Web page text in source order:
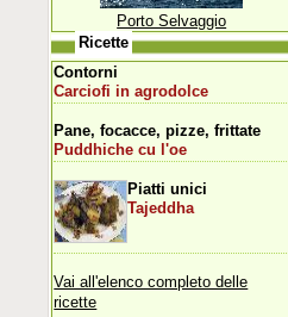
Porto Selvaggio
Ricette
Contorni
Carciofi in agrodolce
Pane, focacce, pizze, frittate
Puddhiche cu l'oe
Piatti unici
Tajeddha
Vai all'elenco completo delle
ricette